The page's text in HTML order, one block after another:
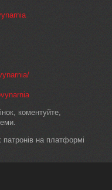
коментуйте,
на платформі